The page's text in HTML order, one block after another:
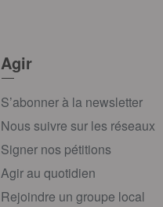
Agir
S’abonner à la newsletter
Nous suivre sur les réseaux
Signer nos pétitions
Agir au quotidien
Rejoindre un groupe local